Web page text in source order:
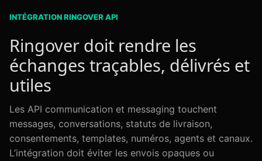
INTÉGRATION RINGOVER API
Ringover doit rendre les
échanges traçables, délivrés et
utiles
Les API communication et messaging touchent
messages, conversations, statuts de livraison,
consentements, templates, numéros, agents et canaux.
L’intégration doit éviter les envois opaques ou